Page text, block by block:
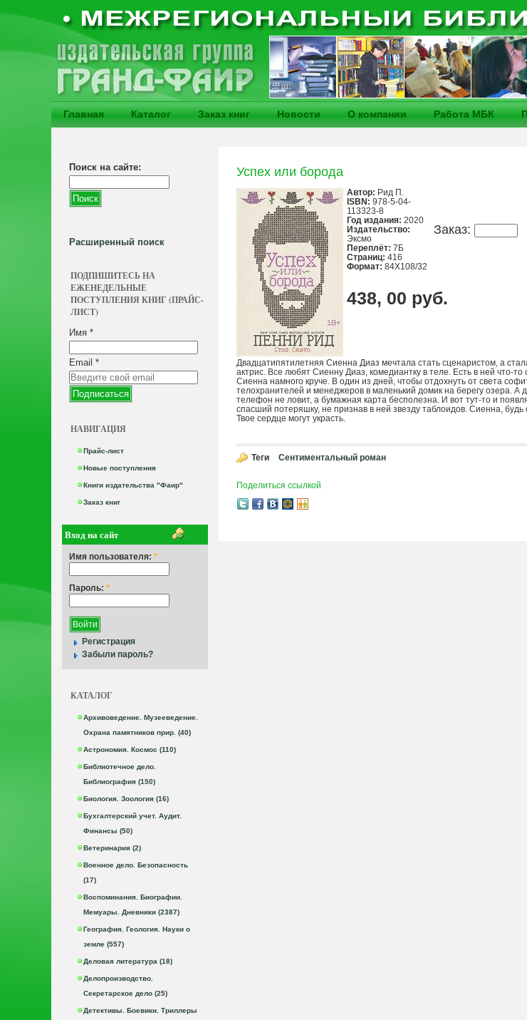
Главная Каталог Заказ книг Новости О компании Работа МБК
Поиск на сайте:
Расширенный поиск
ПОДПИШИТЕСЬ НА
ЕЖЕНЕДЕЛЬНЫЕ
ПОСТУПЛЕНИЯ КНИГ (ПРАЙС-
ЛИСТ)
Имя *
Email *
НАВИГАЦИЯ
Прайс-лист
Новые поступления
Книги издательства "Фаир"
Заказ книг
Вход на сайт
Имя пользователя: *
Пароль: *
Регистрация
Забыли пароль?
КАТАЛОГ
Архивоведение. Музееведение.
Охрана памятников прир. (40)
Астрономия. Космос (110)
Библиотечное дело.
Библиография (150)
Биология. Зоология (16)
Бухгалтерский учет. Аудит.
Финансы (50)
Ветеринария (2)
Военное дело. Безопасность
(17)
Воспоминания. Биографии.
Мемуары. Дневники (2387)
География. Геология. Науки о
земле (557)
Деловая литература (18)
Делопроизводство.
Секретарское дело (25)
Детективы. Боевики. Триллеры
Успех или борода
Заказ:
Автор: Рид П.
ISBN: 978-5-04-
113323-8
Год издания: 2020
Издательство:
Эксмо
Переплёт: 7Б
Страниц: 416
Формат: 84X108/32
438, 00 руб.
Двадцатипятилетняя Сиенна Диаз мечтала стать сценаристом, а
актрис. Все любят Сиенну Диаз, комедиантку в теле. Есть в ней
Сиенна намного круче. В один из дней, чтобы отдохнуть от света
телохранителей и менеджеров в маленький домик на берегу озера. А
телефон не ловит, а бумажная карта бесполезна. И вот тут-то и
спасший потеряшку, не признав в ней звезду таблоидов. Сиенна,
Твое сердце могут украсть.
Теги Сентиментальный роман
Поделиться ссылкой